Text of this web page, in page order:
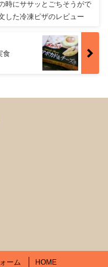
時にササッとごちそうがで
した冷凍ピザのレビュー
食
ーム HOME